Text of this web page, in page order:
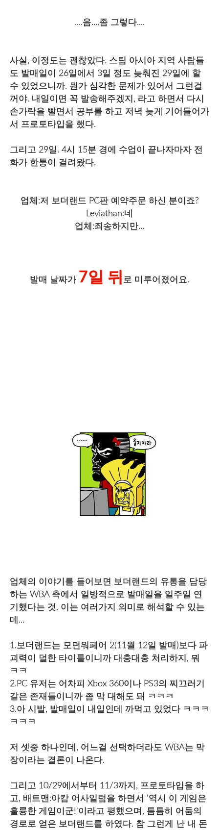
....음....좀 그렇다....
사실, 이정도는 괜찮았다. 스팀 아시아 지역 사람들
도 발매일이 26일에서 3일 정도 늦춰진 29일에 할
수 있었으니까. 뭔가 심각한 문제가 있어서 그런걸
꺼야. 내일이면 꼭 발송해주겠지, 라고 하면서 다시
손가락을 빨면서 공부를 하고 저녁 늦게 기어들어가
서 프로토타입을 했다.
그리고 29일. 4시 15분 경에 수업이 끝나자마자 전
화가 한통이 걸려왔다.
업체:저 보더랜드 PC판 예약주문 하신 분이죠?
Leviathan:네
업체:죄송하지만...
발매 날짜가 7일 뒤 로 미루어졌어요.
업체의 이야기를 들어보면 보더랜드의 유통을 담당
하는 WBA 측에서 일방적으로 발매일을 일주일 연
기했다는 것. 이는 여러가지 의미로 해석할 수 있는
데...
1.보더랜드는 모던워페어 2(11월 12일 발매)보다 파
괴력이 덜한 타이틀이니까 대충대충 처리하지, 뭐
ㅋㅋ
2.PC 유저는 어차피 Xbox 360이나 PS3의 찌끄러기
같은 존재들이니까 좀 막 대해도 돼 ㅋㅋㅋ
3.아 시발, 발매일이 내일인데 까먹고 있었다 ㅋㅋㅋ
ㅋㅋㅋ
저 셋중 하나인데, 어느걸 선택하더라도 WBA는 막
장이라는 결론이 나온다.
그리고 10/29에서부터 11/3까지, 프로토타입을 하
고, 배트맨:아캄 어사일럼을 하면서 '역시 이 게임은
훌륭한 게임이군!'이라고 평했으며, 틈틈히 어둠의
경로로 얻은 보더랜드를 하였다. 참 그런게 난 내 돈